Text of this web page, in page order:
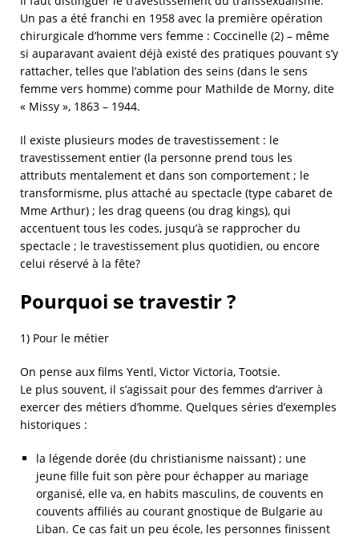
Un pas a été franchi en 1958 avec la première opération
chirurgicale d’homme vers femme : Coccinelle (2) – même
si auparavant avaient déjà existé des pratiques pouvant s’y
rattacher, telles que l’ablation des seins (dans le sens
femme vers homme) comme pour Mathilde de Morny, dite
« Missy », 1863 – 1944.
Il existe plusieurs modes de travestissement : le
travestissement entier (la personne prend tous les
attributs mentalement et dans son comportement ; le
transformisme, plus attaché au spectacle (type cabaret de
Mme Arthur) ; les drag queens (ou drag kings), qui
accentuent tous les codes, jusqu’à se rapprocher du
spectacle ; le travestissement plus quotidien, ou encore
celui réservé à la fête?
Pourquoi se travestir ?
1) Pour le métier
On pense aux films Yentl, Victor Victoria, Tootsie.
Le plus souvent, il s’agissait pour des femmes d’arriver à
exercer des métiers d’homme. Quelques séries d’exemples
historiques :
la légende dorée (du christianisme naissant) ; une
jeune fille fuit son père pour échapper au mariage
organisé, elle va, en habits masculins, de couvents en
couvents affiliés au courant gnostique de Bulgarie au
Liban. Ce cas fait un peu école, les personnes finissent